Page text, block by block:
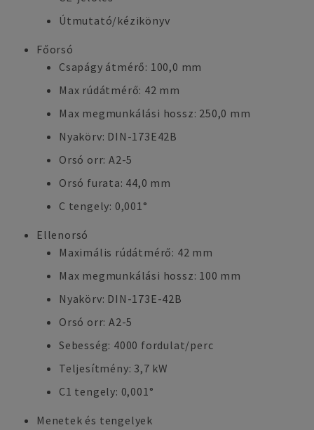
Útmutató/kézikönyv
Főorsó
Csapágy átmérő: 100,0 mm
Max rúdátmérő: 42 mm
Max megmunkálási hossz: 250,0 mm
Nyakörv: DIN-173E42B
Orsó orr: A2-5
Orsó furata: 44,0 mm
C tengely: 0,001°
Ellenorsó
Maximális rúdátmérő: 42 mm
Max megmunkálási hossz: 100 mm
Nyakörv: DIN-173E-42B
Orsó orr: A2-5
Sebesség: 4000 fordulat/perc
Teljesítmény: 3,7 kW
C1 tengely: 0,001°
Menetek és tengelyek